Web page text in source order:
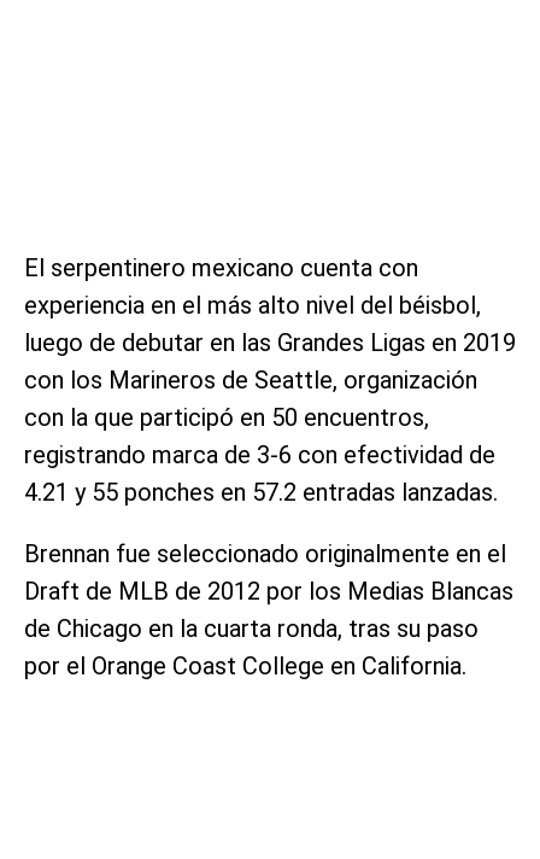
El serpentinero mexicano cuenta con
experiencia en el más alto nivel del béisbol,
luego de debutar en las Grandes Ligas en 2019
con los Marineros de Seattle, organización
con la que participó en 50 encuentros,
registrando marca de 3-6 con efectividad de
4.21 y 55 ponches en 57.2 entradas lanzadas.
Brennan fue seleccionado originalmente en el
Draft de MLB de 2012 por los Medias Blancas
de Chicago en la cuarta ronda, tras su paso
por el Orange Coast College en California.